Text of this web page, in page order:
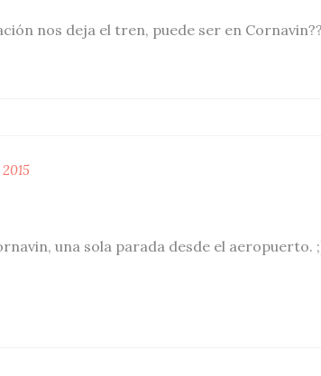
nos deja el tren, puede ser en
una sola parada desde el aeropuerto.